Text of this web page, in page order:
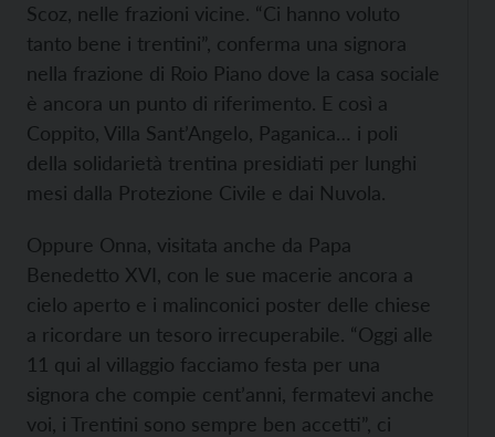
Scoz, nelle frazioni vicine. “Ci hanno voluto
tanto bene i trentini”, conferma una signora
nella frazione di Roio Piano dove la casa sociale
è ancora un punto di riferimento. E così a
Coppito, Villa Sant’Angelo, Paganica… i poli
della solidarietà trentina presidiati per lunghi
mesi dalla Protezione Civile e dai Nuvola.
Oppure Onna, visitata anche da Papa
Benedetto XVI, con le sue macerie ancora a
cielo aperto e i malinconici poster delle chiese
a ricordare un tesoro irrecuperabile. “Oggi alle
11 qui al villaggio facciamo festa per una
signora che compie cent’anni, fermatevi anche
voi, i Trentini sono sempre ben accetti”, ci